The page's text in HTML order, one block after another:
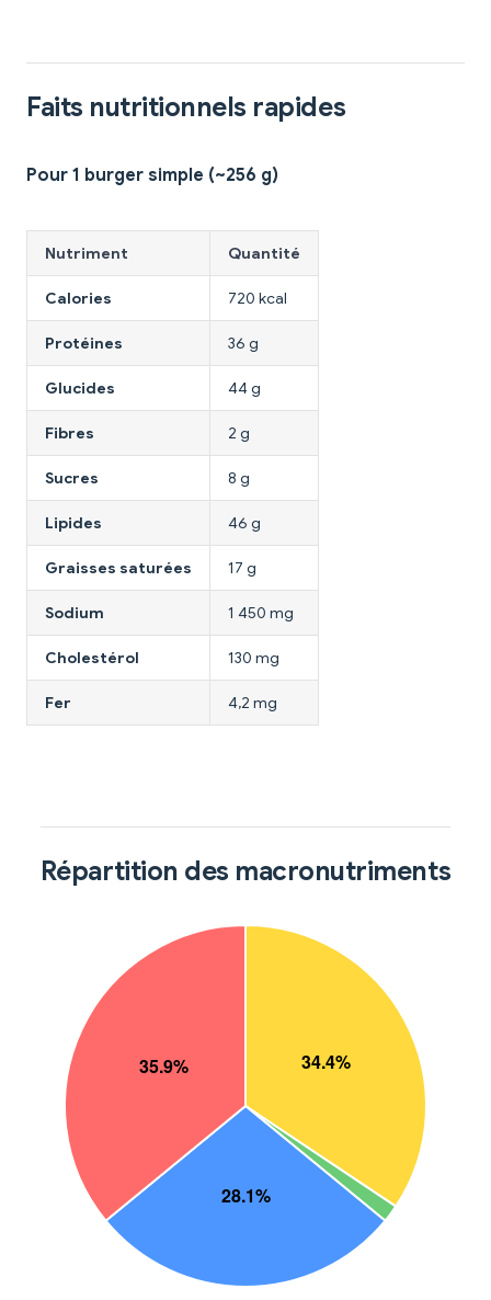
Faits nutritionnels rapides
Pour 1 burger simple (~256 g)
Nutriment Quantité
Calories 720 kcal
Protéines 36 g
Glucides 44 g
Fibres 2 g
Sucres 8 g
Lipides 46 g
Graisses saturées 17 g
Sodium 1 450 mg
Cholestérol 130 mg
Fer 4,2 mg
Répartition des macronutriments